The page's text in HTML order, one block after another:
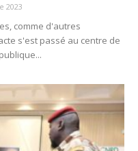
2023
comme d'autres
s'est passé au centre de